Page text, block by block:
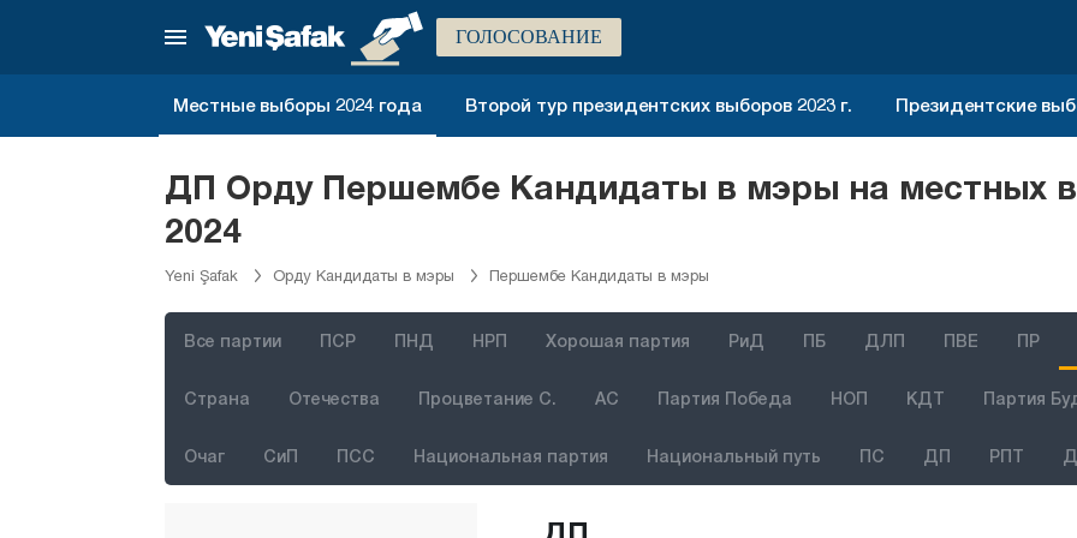
ГОЛОСОВАНИЕ
Местные выборы 2024 года Второй тур президентских выборов 2023 г. Президентские
ДП Орду Першембе Кандидаты в мэры на местных
2024
Yeni Şafak Орду Кандидаты в мэры Першембе Кандидаты в мэры
Все партии ПСР ПНД НРП Хорошая партия РиД ПБ ДЛП ПВЕ ПР
Страна Отечества Процветание С. АС Партия Победа НОП КДТ Партия
Очаг СиП ПСС Национальная партия Национальный путь ПС ДП РПТ
Кыршехир
Малатья
Мерсин
Невшехир